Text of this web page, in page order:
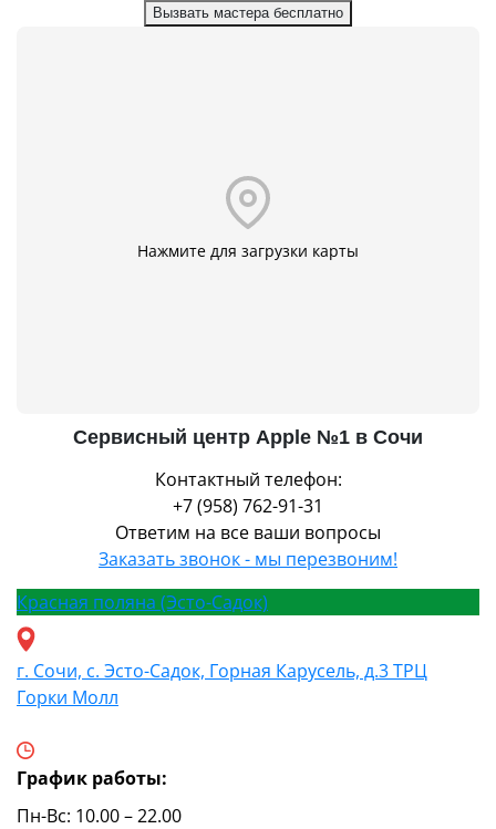
Вызвать мастера бесплатно
Нажмите для загрузки карты
Сервисный центр Apple №1 в Сочи
Контактный телефон:
+7 (958) 762-91-31
Ответим на все ваши вопросы
Заказать звонок - мы перезвоним!
Красная поляна (Эсто-Садок)
г. Сочи, с. Эсто-Садок, Горная Карусель, д.3 ТРЦ
Горки Молл
График работы:
Пн-Вс: 10.00 – 22.00